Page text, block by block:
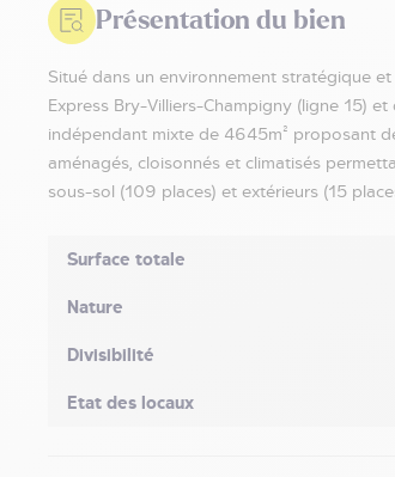
Présentation du bien
Situé dans un environnement stratégique
Express Bry-Villiers-Champigny (ligne 15)
indépendant mixte de 4645m² proposant
aménagés, cloisonnés et climatisés
sous-sol (109 places) et extérieurs (15
Surface totale
Nature
Divisibilité
Etat des locaux